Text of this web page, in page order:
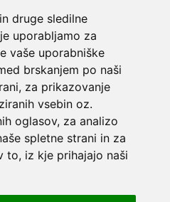
druge sledilne
uporabljamo za
vaše uporabniške
brskanjem po naši
za prikazovanje
vsebin oz.
oglasov, za analizo
spletne strani in za
to, iz kje prihajajo naši
S
KOŠARIC
© 2025 - Številka DD